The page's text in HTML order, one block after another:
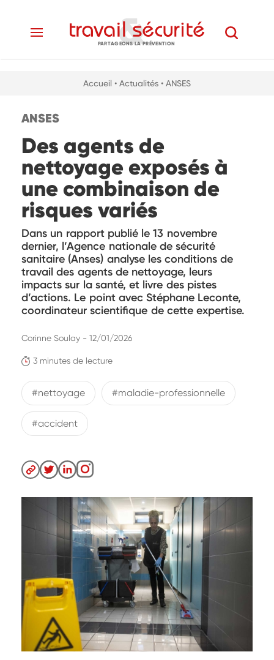
PARTAGEONS LA PRÉVENTION
Accueil • Actualités • ANSES
ANSES
Des agents de
nettoyage exposés à
une combinaison de
risques variés
Dans un rapport publié le 13 novembre
dernier, l’Agence nationale de sécurité
sanitaire (Anses) analyse les conditions de
travail des agents de nettoyage, leurs
impacts sur la santé, et livre des pistes
d’actions. Le point avec Stéphane Leconte,
coordinateur scientifique de cette expertise.
3 minutes de lecture
Corinne Soulay - 12/01/2026
#nettoyage #maladie-professionnelle
#accident